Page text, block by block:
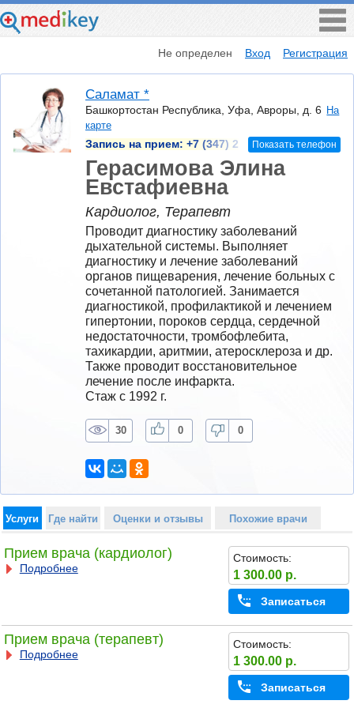
Не определен Вход Регистрация
Саламат *
Башкортостан Республика, Уфа, Авроры, д. 6 На
карте
Запись на прием: +7 (347) 2 Показать телефон
Герасимова Элина
Евстафиевна
Кардиолог, Терапевт
Проводит диагностику заболеваний
дыхательной системы. Выполняет
диагностику и лечение заболеваний
органов пищеварения, лечение больных с
сочетанной патологией. Занимается
диагностикой, профилактикой и лечением
гипертонии, пороков сердца, сердечной
недостаточности, тромбофлебита,
тахикардии, аритмии, атеросклероза и др.
Также проводит восстановительное
лечение после инфаркта.
Стаж с 1992 г.
30 0 0
Услуги Где найти Оценки и отзывы Похожие врачи
Прием врача (кардиолог)
Подробнее
Стоимость:
1 300.00 р.
Записаться
Прием врача (терапевт)
Подробнее
Стоимость:
1 300.00 р.
Записаться